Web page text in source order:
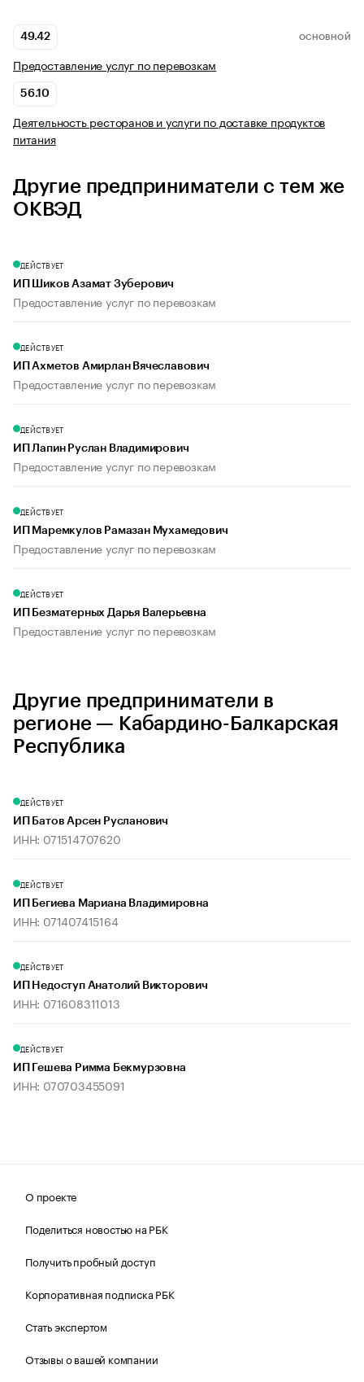
49.42 ОСНОВНОЙ
Предоставление услуг по перевозкам
56.10
Деятельность ресторанов и услуги по доставке продуктов
питания
Другие предприниматели с тем же
ОКВЭД
ДЕЙСТВУЕТ
ИП Шиков Азамат Зуберович
Предоставление услуг по перевозкам
ДЕЙСТВУЕТ
ИП Ахметов Амирлан Вячеславович
Предоставление услуг по перевозкам
ДЕЙСТВУЕТ
ИП Лапин Руслан Владимирович
Предоставление услуг по перевозкам
ДЕЙСТВУЕТ
ИП Маремкулов Рамазан Мухамедович
Предоставление услуг по перевозкам
ДЕЙСТВУЕТ
ИП Безматерных Дарья Валерьевна
Предоставление услуг по перевозкам
Другие предприниматели в
регионе — Кабардино-Балкарская
Республика
ДЕЙСТВУЕТ
ИП Батов Арсен Русланович
ИНН: 071514707620
ДЕЙСТВУЕТ
ИП Бегиева Мариана Владимировна
ИНН: 071407415164
ДЕЙСТВУЕТ
ИП Недоступ Анатолий Викторович
ИНН: 071608311013
ДЕЙСТВУЕТ
ИП Гешева Римма Бекмурзовна
ИНН: 070703455091
О проекте
Поделиться новостью на РБК
Получить пробный доступ
Корпоративная подписка РБК
Стать экспертом
Отзывы о вашей компании